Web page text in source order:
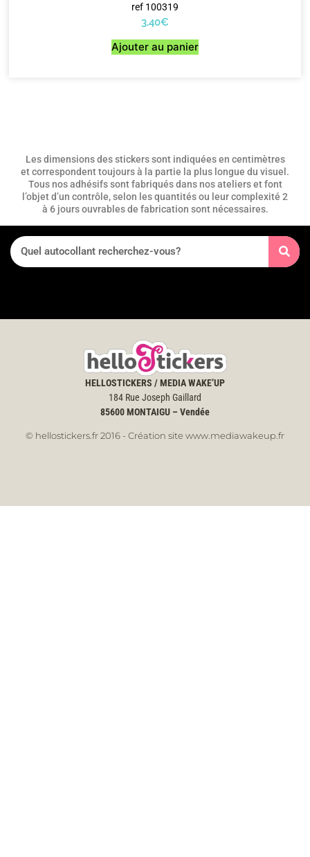
ref 100319
3,40€
Ajouter au panier
Les dimensions des stickers sont indiquées en centimètres
et correspondent toujours à la partie la plus longue du visuel.
Tous nos adhésifs sont fabriqués dans nos ateliers et font
l’objet d’un contrôle, selon les quantités ou leur complexité 2
à 6 jours ouvrables de fabrication sont nécessaires.
HELLOSTICKERS / MEDIA WAKE’UP
184 Rue Joseph Gaillard
85600MONTAIGU – Vendée
© hellostickers.fr 2016 - Création site www.mediawakeup.fr